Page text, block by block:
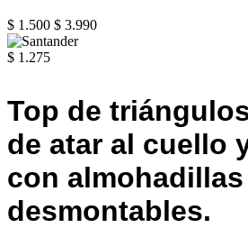
$ 1.500 $ 3.990
$ 1.275
Top de
de atar al cuello
con almohadillas
desmontables.